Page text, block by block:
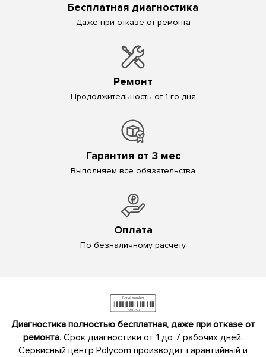
Бесплатная диагностика
Даже при отказе от ремонта
Ремонт
Продолжительность от 1-го дня
Гарантия от 3 мес
Выполняем все обязательства
Оплата
По безналичному расчету
Диагностика полностью бесплатная, даже при отказе от
ремонта. Срок диагностики от 1 до 7 рабочих дней.
Сервисный центр Polycom производит гарантийный и